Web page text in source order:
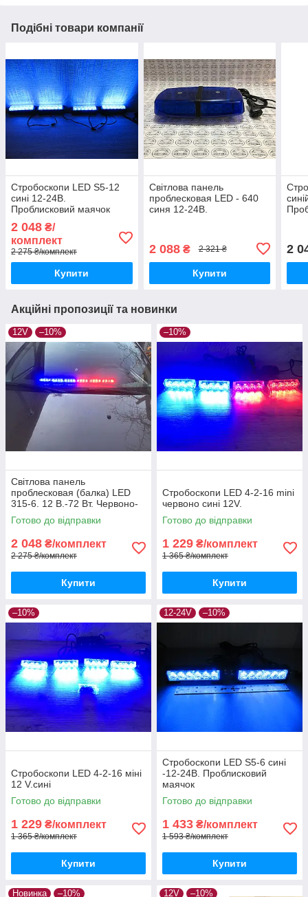
Подібні товари компанії
Стробоскопи LED S5-12
сині 12-24В.
Проблисковий маячок
2 048 ₴/
комплект
2 275 ₴/комплект
Купити
Світлова панель
проблесковая LED - 640
синя 12-24В.
2 088₴ 2 321 ₴
Купити
2
Акційні пропозиції та новинки
12V –10%
Світлова панель
проблесковая (балка) LED
315-6. 12 В.-72 Вт. Червоно-
синя.
Готово до відправки
2 048 ₴/комплект
2 275 ₴/комплект
Купити
–10%
Стробоскопи LED 4-2-16 mini
червоно сині 12V.
Готово до відправки
1 229 ₴/комплект
1 365 ₴/комплект
Купити
–10%
Стробоскопи LED 4-2-16 міні
12 V.сині
Готово до відправки
1 229 ₴/комплект
1 365 ₴/комплект
Купити
12-24V –10%
Стробоскопи LED S5-6 сині
-12-24В. Проблисковий
маячок
Готово до відправки
1 433 ₴/комплект
1 593 ₴/комплект
Купити
Новинка –10% 12V –10%